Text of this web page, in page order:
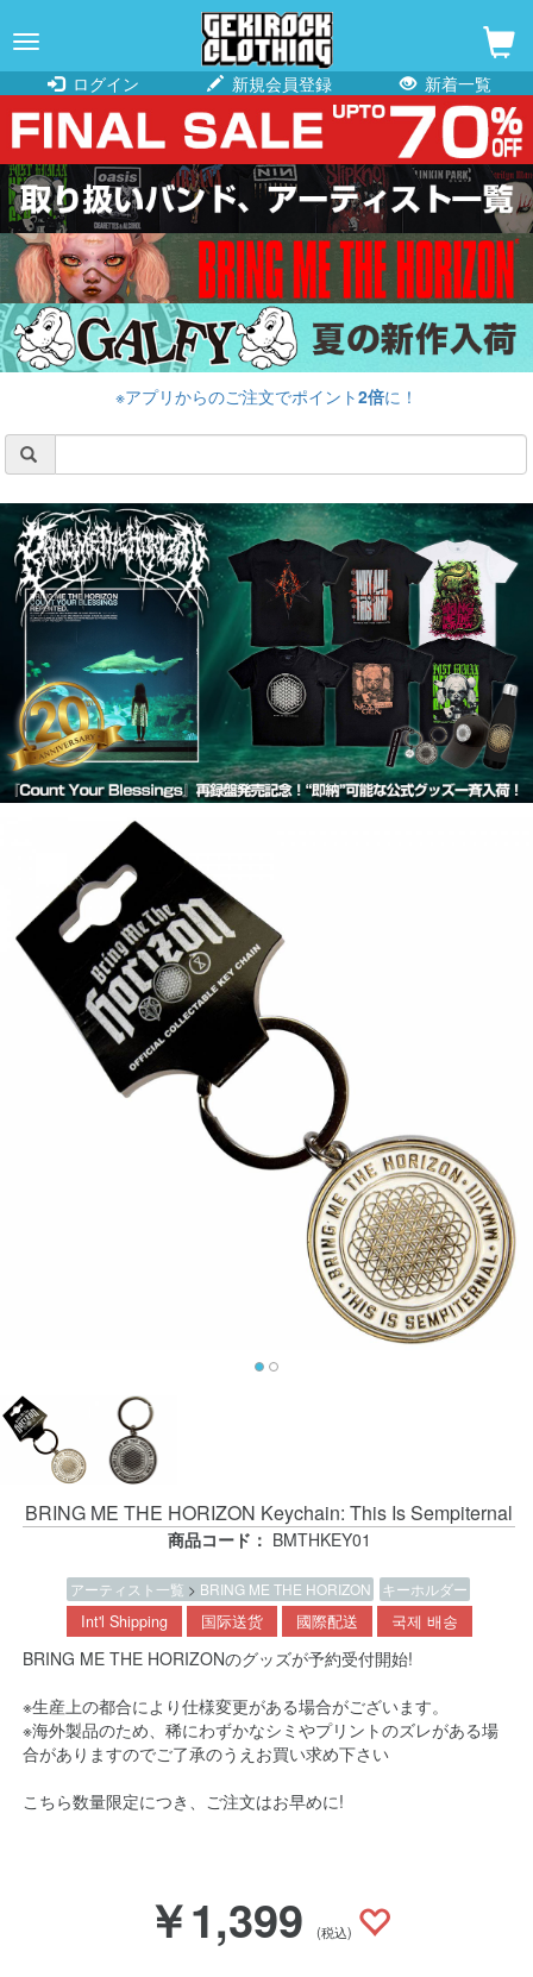
navigation
ログイン
新規会員登録 新着一覧
※アプリからのご注文でポイント2倍に！
BRING ME THE HORIZON Keychain: This Is Sempiternal
商品コード： BMTHKEY01
アーティスト一覧 > BRING ME THE HORIZON キーホルダー
Int'l Shipping 国际送货 國際配送 국제 배송
BRING ME THE HORIZONのグッズが予約受付開始!
※生産上の都合により仕様変更がある場合がございます。
※海外製品のため、稀にわずかなシミやプリントのズレがある場
合がありますのでご了承のうえお買い求め下さい
こちら数量限定につき、ご注文はお早めに!
￥1,399 (税込)